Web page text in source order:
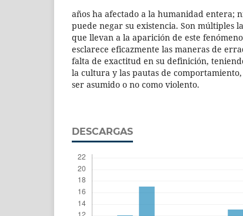
años ha afectado a la humanidad entera;
puede negar su existencia. Son múltiples
que llevan a la aparición de este
esclarece eficazmente las maneras de
falta de exactitud en su definición,
la cultura y las pautas de
ser asumido o no como violento.
DESCARGAS